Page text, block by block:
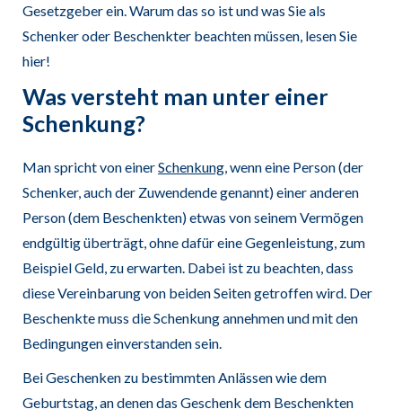
Gesetzgeber ein. Warum das so ist und was Sie als
Schenker oder Beschenkter beachten müssen, lesen Sie
hier!
Was versteht man unter einer
Schenkung?
Man spricht von einerSchenkung, wenn eine Person (der
Schenker, auch der Zuwendende genannt) einer anderen
Person (dem Beschenkten) etwas von seinem Vermögen
endgültig überträgt, ohne dafür eine Gegenleistung, zum
Beispiel Geld, zu erwarten. Dabei ist zu beachten, dass
diese Vereinbarung von beiden Seiten getroffen wird. Der
Beschenkte muss die Schenkung annehmen und mit den
Bedingungen einverstanden sein.
Bei Geschenken zu bestimmten Anlässen wie dem
Geburtstag, an denen das Geschenk dem Beschenkten